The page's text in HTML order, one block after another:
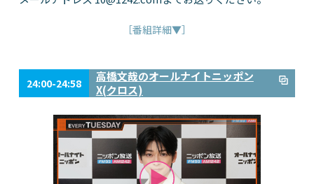
［番組詳細▼］
24:00-24:58
高橋文哉のオールナイトニッポン
X(クロス)